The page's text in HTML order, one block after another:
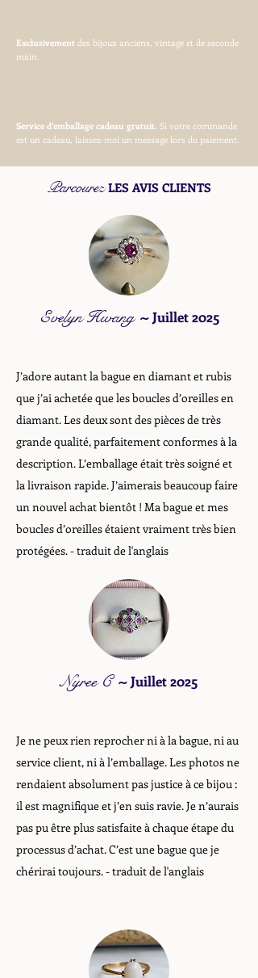
Exclusivement des bijoux anciens, vintage et de seconde
main.
Service d’emballage cadeau gratuit. Si votre commande
est un cadeau, laissez-moi un message lors du paiement.
Parcourez LES AVIS CLIENTS
Evelyn Hwang ~Juillet 2025
J’adore autant la bague en diamant et rubis
que j’ai achetée que les boucles d’oreilles en
diamant. Les deux sont des pièces de très
grande qualité, parfaitement conformes à la
description. L’emballage était très soigné et
la livraison rapide. J’aimerais beaucoup faire
un nouvel achat bientôt ! Ma bague et mes
boucles d’oreilles étaient vraiment très bien
protégées. - traduit de l'anglais
Nyree C ~Juillet 2025
Je ne peux rien reprocher ni à la bague, ni au
service client, ni à l’emballage. Les photos ne
rendaient absolument pas justice à ce bijou :
il est magnifique et j’en suis ravie. Je n’aurais
pas pu être plus satisfaite à chaque étape du
processus d’achat. C’est une bague que je
chérirai toujours.- traduit de l'anglais